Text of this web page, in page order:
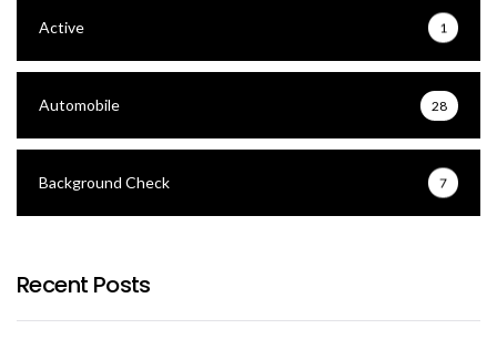
Active 1
Automobile 28
Background Check 7
Recent Posts